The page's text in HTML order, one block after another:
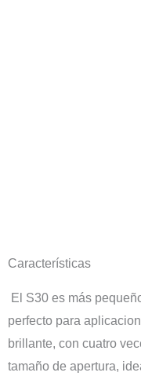
Características
El S30 es más
perfecto para
brillante, con cuatro
tamaño de apertura,